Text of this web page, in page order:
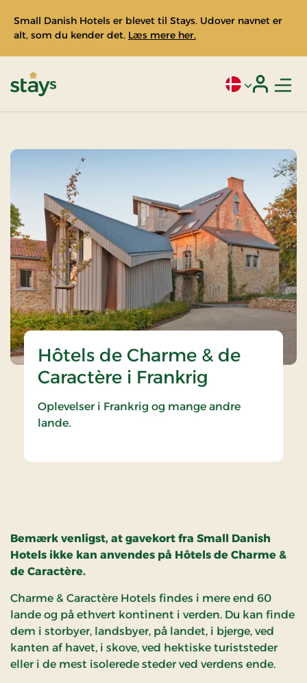
Small Danish Hotels er blevet til Stays. Udover navnet er
alt, som du kender det. Læs mere her.
Aktivt sprog:
Hôtels de Charme & de
Caractère i Frankrig
Oplevelser i Frankrig og mange andre
lande.
Bemærk venligst, at gavekort fra Small Danish
Hotels ikke kan anvendes på Hôtels de Charme &
de Caractère.
Charme & Caractère Hotels findes i mere end 60
lande og på ethvert kontinent i verden. Du kan finde
dem i storbyer, landsbyer, på landet, i bjerge, ved
kanten af havet, i skove, ved hektiske turiststeder
eller i de mest isolerede steder ved verdens ende.